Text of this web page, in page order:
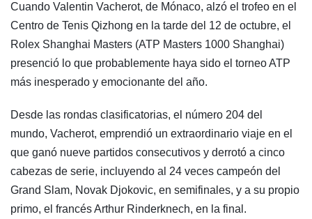
Cuando Valentin Vacherot, de Mónaco, alzó el trofeo en el
Centro de Tenis Qizhong en la tarde del 12 de octubre, el
Rolex Shanghai Masters (ATP Masters 1000 Shanghai)
presenció lo que probablemente haya sido el torneo ATP
más inesperado y emocionante del año.
Desde las rondas clasificatorias, el número 204 del
mundo, Vacherot, emprendió un extraordinario viaje en el
que ganó nueve partidos consecutivos y derrotó a cinco
cabezas de serie, incluyendo al 24 veces campeón del
Grand Slam, Novak Djokovic, en semifinales, y a su propio
primo, el francés Arthur Rinderknech, en la final.